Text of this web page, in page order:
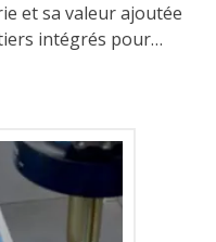
et sa valeur ajoutée
intégrés pour…